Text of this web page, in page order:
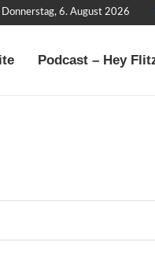
6. August 2026
Podcast – Hey